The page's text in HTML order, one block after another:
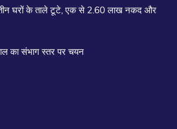
घरों के ताले टूटे, एक से 2.60 लाख नकद और
का संभाग स्तर पर चयन